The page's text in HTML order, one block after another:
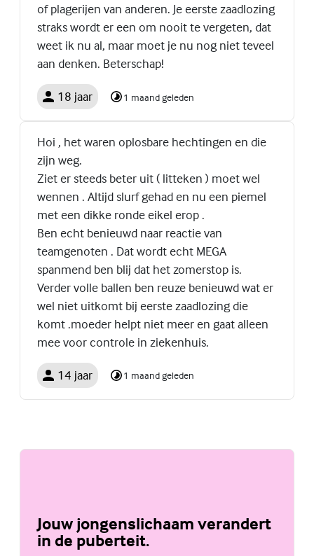
of plagerijen van anderen. Je eerste zaadlozing
straks wordt er een om nooit te vergeten, dat
weet ik nu al, maar moet je nu nog niet teveel
aan denken. Beterschap!
18 jaar 1 maand geleden
Hoi , het waren oplosbare hechtingen en die
zijn weg.
Ziet er steeds beter uit ( litteken ) moet wel
wennen . Altijd slurf gehad en nu een piemel
met een dikke ronde eikel erop .
Ben echt benieuwd naar reactie van
teamgenoten . Dat wordt echt MEGA
spanmend ben blij dat het zomerstop is.
Verder volle ballen ben reuze benieuwd wat er
wel niet uitkomt bij eerste zaadlozing die
komt .moeder helpt niet meer en gaat alleen
mee voor controle in ziekenhuis.
14 jaar 1 maand geleden
Jouw jongenslichaam verandert
in de puberteit.